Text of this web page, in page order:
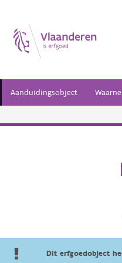
Aanduidingsobject
Dit erfgoedobject